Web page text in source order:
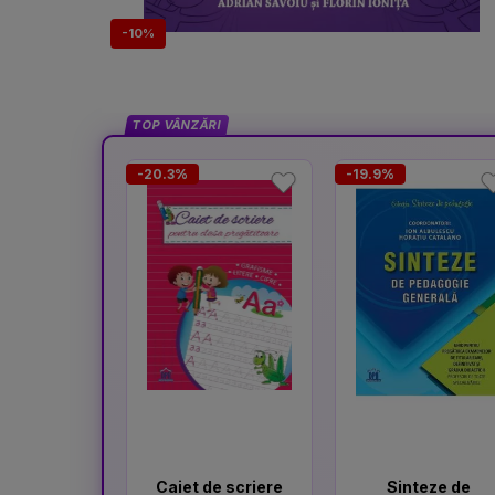
-10%
TOP VÂNZĂRI
-20.3%
Caiet de scriere
-19.9%
Sinteze de